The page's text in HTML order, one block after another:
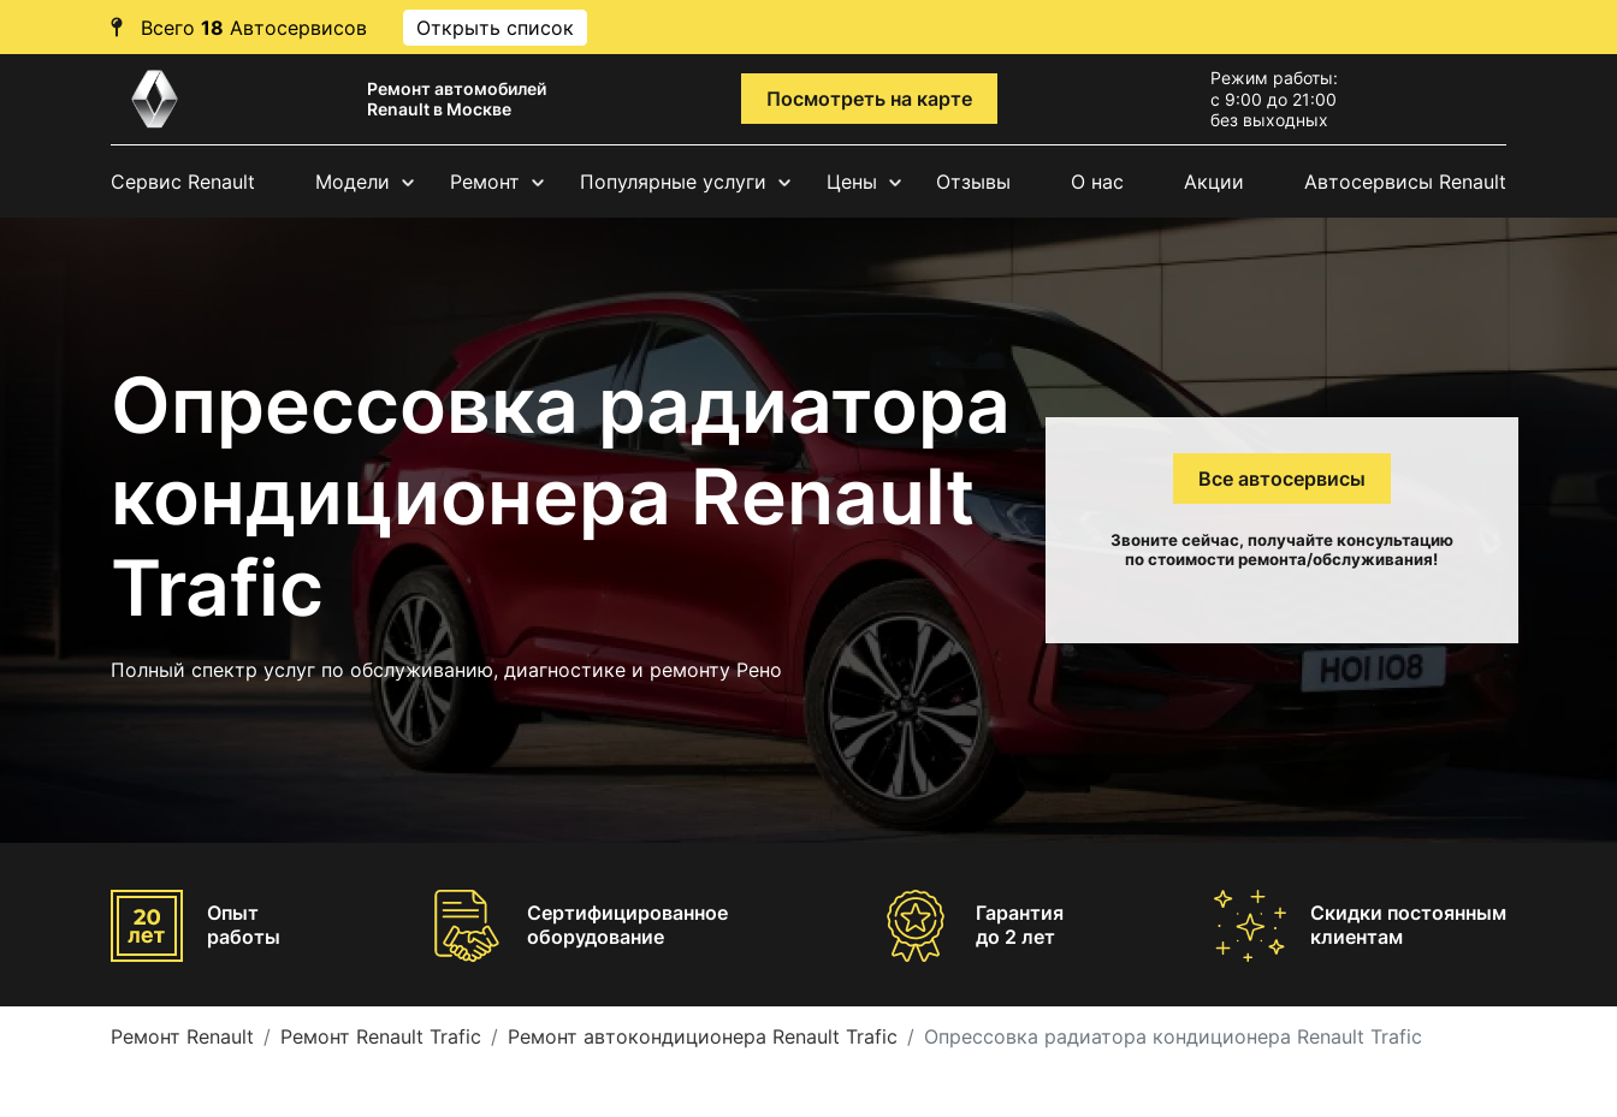
Всего 18 Автосервисов Открыть список
Ремонт автомобилей
Renault в Москве
Посмотреть на карте
Режим работы:
с 9:00 до 21:00
без выходных
Сервис Renault Модели Ремонт Популярные услуги Цены Отзывы О нас Акции Автосервисы Renault
Опрессовка радиатора
кондиционера Renault
Trafic
Полный спектр услуг по обслуживанию, диагностике и ремонту Рено
Все автосервисы
Звоните сейчас, получайте консультацию
по стоимости ремонта/обслуживания!
Опыт
работы
Сертифицированное
оборудование
Гарантия
до 2 лет
Скидки постоянным
клиентам
Ремонт Renault Ремонт Renault Trafic Ремонт автокондиционера Renault Trafic Опрессовка радиатора кондиционера Renault Trafic